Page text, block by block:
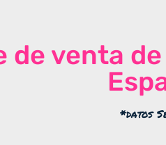
de venta
*datos